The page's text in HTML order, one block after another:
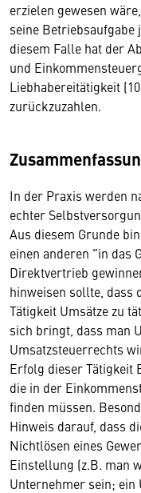
erzielen gewesen
seine Betriebsaufgabe
diesem Falle hat der
und
Liebhabereitätigkeit
zurückzuzahlen.
In der Praxis werden
echter
Aus diesem Grunde
einen anderen "in das
Direktvertrieb
hinweisen sollte, dass
Tätigkeit Umsätze zu
sich bringt, dass man
Umsatzsteuerrechts
Erfolg dieser Tätigkeit
die in der
finden müssen.
Hinweis darauf, dass
Nichtlösen eines
Einstellung (z.B. man
Unternehmer sein; ein